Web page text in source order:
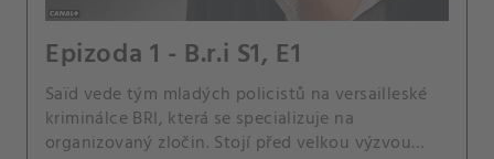
Epizoda 1 - B.r.i S1, E1
Saïd vede tým mladých policistů na versailleské
kriminálce BRI, která se specializuje na
organizovaný zločin. Stojí před velkou výzvou